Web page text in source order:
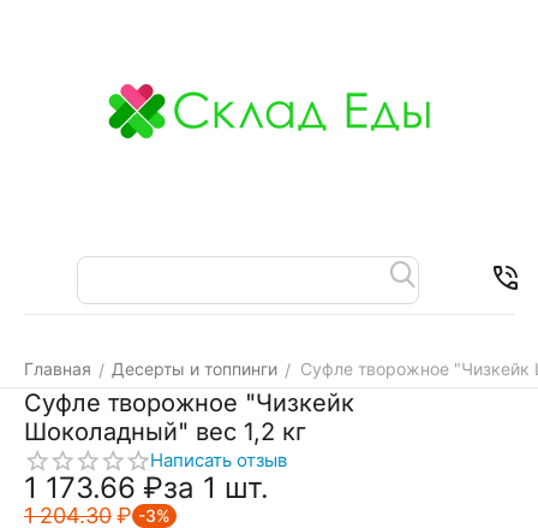
Главная / Десерты и топпинги / Суфле творожное "Чизкейк
Суфле творожное "Чизкейк
Шоколадный" вес 1,2 кг
Написать отзыв
1 173.66 ₽за 1 шт.
1 204.30₽ -3%